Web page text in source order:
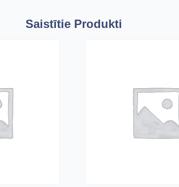
Saistītie Produkti